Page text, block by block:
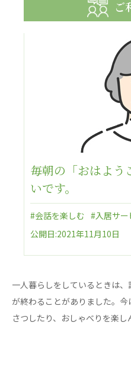
株式会社Genkiリレーションズ
一般社団法人 日本高齢者福祉
株式会社 爽やかな風沖縄
社会福祉法人 共生会
特別養護老人ホーム 共生の家
株式会社 アジアメデカ元気事業
アジアメデカ元気事業団
株式会社 爽やかな風九州
爽やかな風九州
社会福祉法人 心の会
心の会
ご
毎朝の「おはよう
いです。
#会話を楽しむ #入居サー
公開日:2021年11月10日
一人暮らしをしているときは
が終わることがありました。
さつしたり、おしゃべりを楽し